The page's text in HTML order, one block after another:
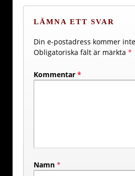
LÄMNA ETT SVAR
Din e-postadress kommer
Obligatoriska fält är märkta *
Kommentar *
Namn *